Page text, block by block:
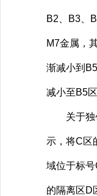
B2、B3、
M7金属，
渐减小到
减小至B5
关于独创
示，将C区
域位于标
的隔离区D